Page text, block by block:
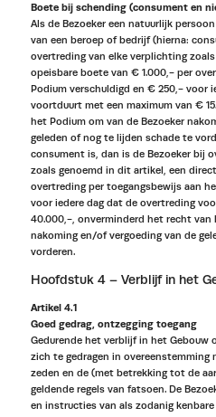
Boete bij schending (consument en
Als de Bezoeker een natuurlijk
van een beroep of bedrijf (hierna:
overtreding van elke verplichting
opeisbare boete van € 1.000,- per
Podium verschuldigd en € 250,- voor
voortduurt met een maximum van €
het Podium om van de Bezoeker
geleden of nog te lijden schade te
consument is, dan is de Bezoeker bij
zoals genoemd in dit artikel, een
overtreding per toegangsbewijs aan
voor iedere dag dat de overtreding
40.000,-, onverminderd het recht van
nakoming en/of vergoeding van de
vorderen.
Hoofdstuk 4 – Verblijf in het
Artikel 4.1
Goed gedrag, ontzegging toegang
Gedurende het verblijf in het Gebouw
zich te gedragen in overeenstemming
zeden en de (met betrekking tot de
geldende regels van fatsoen. De
en instructies van als zodanig